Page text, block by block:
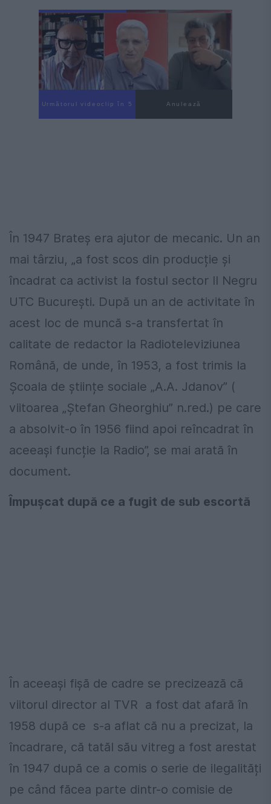
Următorul videoclip în 3 Anulează
În 1947 Brateș era ajutor de mecanic. Un an
mai târziu, „a fost scos din producție și
încadrat ca activist la fostul sector II Negru
UTC București. După un an de activitate în
acest loc de muncă s-a transfertat în
calitate de redactor la Radioteleviziunea
Română, de unde, în 1953, a fost trimis la
Școala de științe sociale „A.A. Jdanov” (
viitoarea „Ștefan Gheorghiu” n.red.) pe care
a absolvit-o în 1956 fiind apoi reîncadrat în
aceeași funcție la Radio”, se mai arată în
document.
Împușcat după ce a fugit de sub escortă
În aceeași fișă de cadre se precizează că
viitorul director al TVR a fost dat afară în
1958 după ce s-a aflat că nu a precizat, la
încadrare, că tatăl său vitreg a fost arestat
în 1947 după ce a comis o serie de ilegalități
pe când făcea parte dintr-o comisie de